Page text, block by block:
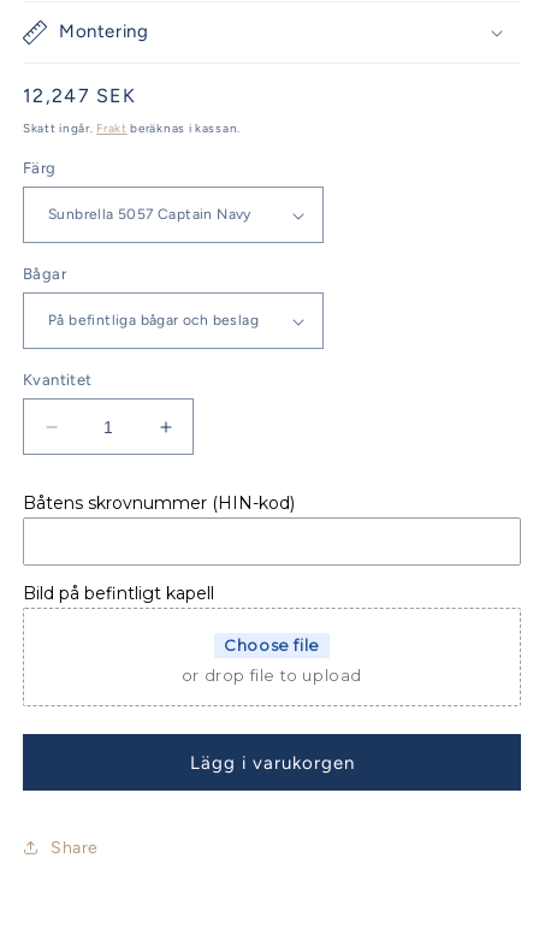
Montering
Ordinarie
pris
12,247 SEK
Skatt ingår. Frakt beräknas i kassan.
Färg
Bågar
Kvantitet
Minska
kvantitet
AKTERKAPELL
520
Sport
Öka
kvantitet
AKTERKAPELL
520
Sport
Båtens skrovnummer (HIN-kod)
Bild på befintligt kapell
Choose file
or drop file to upload
Lägg i varukorgen
Share